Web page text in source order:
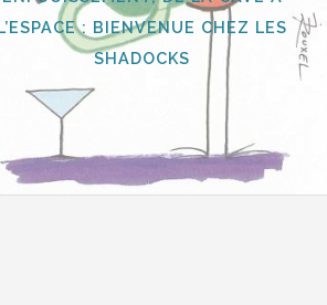
: BIENVENUE CHEZ LES
SHADOCKS